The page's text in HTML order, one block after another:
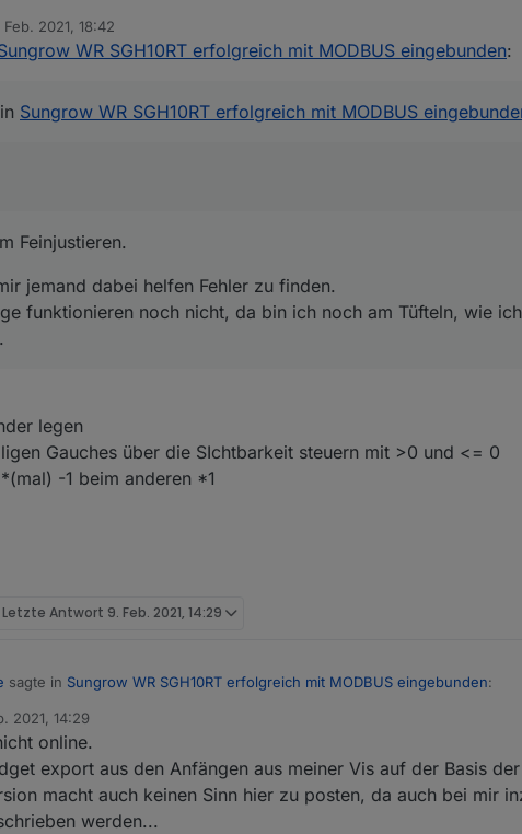
Sieht ja genial aus. Du bist ein Genie!
am Feinjustieren.
Feb. 2021, 18:42
von
WR SGH10RT erfolgreich mit MODBUS eingebunden:
Sungrow WR SGH10RT erfolgreich mit MODBUS
Feinjustieren.
jemand dabei helfen Fehler zu finden.
funktionieren noch nicht, da bin ich noch am Tüfteln, wie
legen
Gauches über die SIchtbarkeit steuern mit >0 und <= 0
-1 beim anderen *1
Letzte Antwort 9. Feb. 2021, 14:29
sagte in Sungrow WR SGH10RT erfolgreich mit MODBUS eingebunden:
sagte in
Sieht ja genial aus. Du bist ein Genie!
übereinander legen
Info?
2021, 14:29
online.
export aus den Anfängen aus meiner Vis auf der Basis
macht auch keinen Sinn hier zu posten, da auch bei mir
werden...